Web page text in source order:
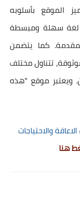
الموقع بأسلوبه
لغة سهلة ومبسطة
كما يتضمن
تتناول مختلف
ويعتبر موقع "هذه
والاحتياجات
هنا